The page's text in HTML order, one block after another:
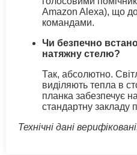
Amazon Alexa), що
командами.
Чи безпечно
натяжну стелю?
Так, абсолютно.
виділяють тепла в
планка забезпечує
стандартну закладу
Технічні дані